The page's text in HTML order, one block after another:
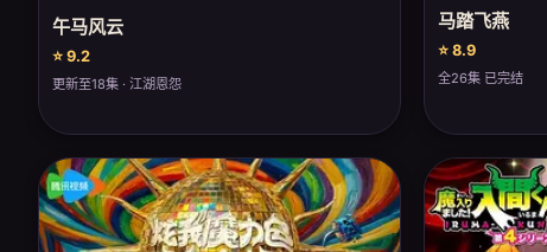
午马风云
⭐ 9.2
更新至18集 · 江湖恩怨
马踏飞燕
⭐ 8.9
全26集 已完结